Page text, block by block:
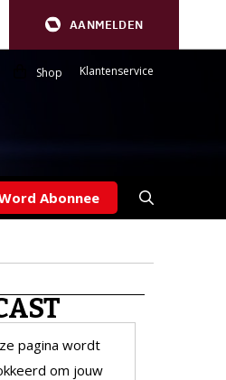
AANMELDEN
Shop Klantenservice
Abonnee
pagina wordt
om jouw